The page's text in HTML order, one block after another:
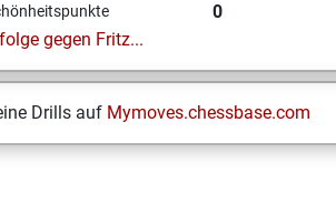
0
gegen Fritz...
Drills auf Mymoves.chessbase.com